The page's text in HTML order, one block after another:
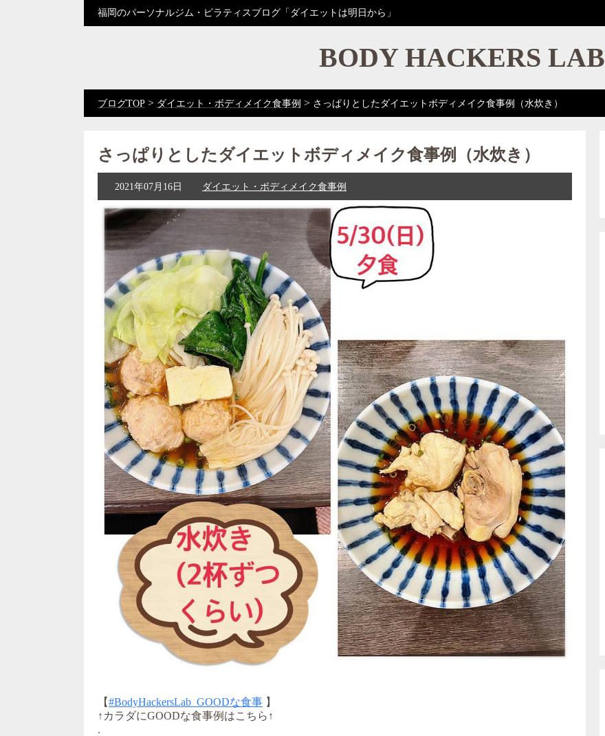
福岡のパーソナルジム・ピラティスブログ「ダイエットは明日から」
BODY HACKERS LAB
ブログTOP > ダイエット・ボディメイク食事例 > さっぱりとしたダイエットボディメイク食事例（水炊き）
さっぱりとしたダイエットボディメイク食事例（水炊き）
2021年07月16日 ダイエット・ボディメイク食事例
【#BodyHackersLab_GOODな食事 】
↑カラダにGOODな食事例はこちら↑
.